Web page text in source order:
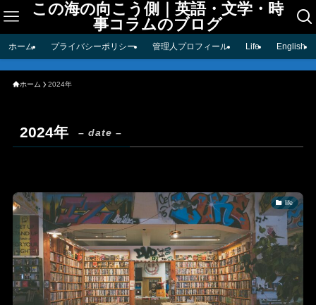
この海の向こう側｜英語・文学・時
事コラムのブログ
ホーム プライバシーポリシー 管理人プロフィール Life English
ホーム 2024年
2024年 – date –
life